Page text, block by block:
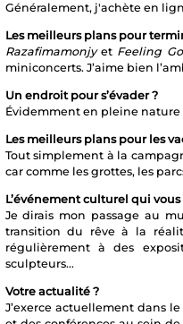
Généralement, j'achète en
Les meilleurs plans pour
Razafimamonjyet Feeling
miniconcerts. J’aime bien
Un endroit pour s’évader ?
Évidemment en pleine nature
Les meilleurs plans pour les
Tout simplement à la
car comme les grottes, les
L’événement culturel qui
Je dirais mon passage au
transition du rêve à la
régulièrement à des
sculpteurs...
Votre actualité ?
J’exerce actuellement dans